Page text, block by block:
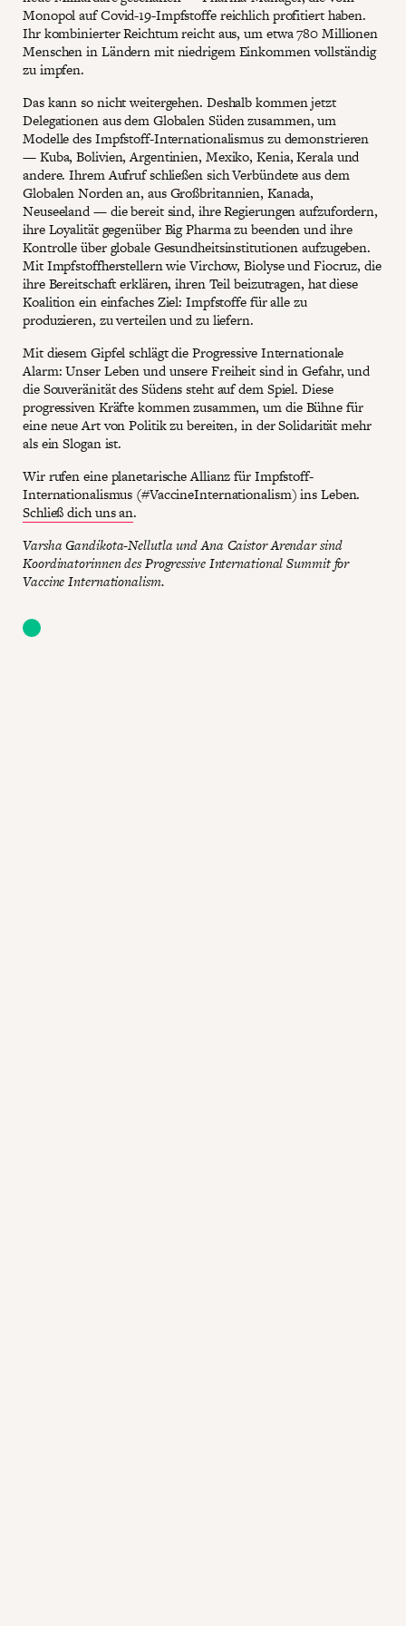
Monopol auf Covid-19-Impfstoffe reichlich profitiert haben.
Ihr kombinierter Reichtum reicht aus, um etwa 780 Millionen
Menschen in Ländern mit niedrigem Einkommen vollständig
zu impfen.
Das kann so nicht weitergehen. Deshalb kommen jetzt
Delegationen aus dem Globalen Süden zusammen, um
Modelle des Impfstoff-Internationalismus zu demonstrieren
— Kuba, Bolivien, Argentinien, Mexiko, Kenia, Kerala und
andere. Ihrem Aufruf schließen sich Verbündete aus dem
Globalen Norden an, aus Großbritannien, Kanada,
Neuseeland — die bereit sind, ihre Regierungen aufzufordern,
ihre Loyalität gegenüber Big Pharma zu beenden und ihre
Kontrolle über globale Gesundheitsinstitutionen aufzugeben.
Mit Impfstoffherstellern wie Virchow, Biolyse und Fiocruz, die
ihre Bereitschaft erklären, ihren Teil beizutragen, hat diese
Koalition ein einfaches Ziel: Impfstoffe für alle zu
produzieren, zu verteilen und zu liefern.
Mit diesem Gipfel schlägt die Progressive Internationale
Alarm: Unser Leben und unsere Freiheit sind in Gefahr, und
die Souveränität des Südens steht auf dem Spiel. Diese
progressiven Kräfte kommen zusammen, um die Bühne für
eine neue Art von Politik zu bereiten, in der Solidarität mehr
als ein Slogan ist.
Wir rufen eine planetarische Allianz für Impfstoff-
Internationalismus (#VaccineInternationalism) ins Leben.
Schließ dich uns an.
Varsha Gandikota-Nellutla und Ana Caistor Arendar sind
Koordinatorinnen des Progressive International Summit for
Vaccine Internationalism.